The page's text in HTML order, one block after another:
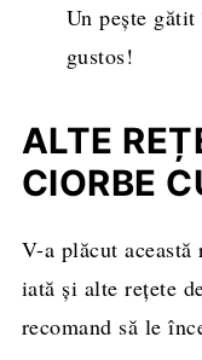
Un pește
gustos!
ALTE
CIORBE
V-a plăcut
iată și alte rețete
recomand să le